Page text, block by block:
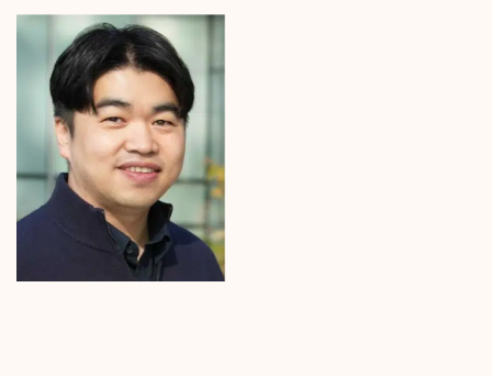
Science et technologies
Société
Géopolitique
Neurosciences
magazine 3,14
& Podcast